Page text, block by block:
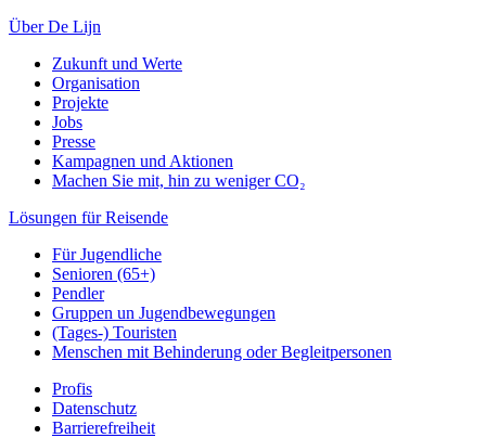
Über De Lijn
Zukunft und Werte
Organisation
Projekte
Jobs
Presse
Kampagnen und Aktionen
Machen Sie mit, hin zu weniger CO₂
Lösungen für Reisende
Für Jugendliche
Senioren (65+)
Pendler
Gruppen un Jugendbewegungen
(Tages-) Touristen
Menschen mit Behinderung oder Begleitpersonen
Profis
Datenschutz
Barrierefreiheit